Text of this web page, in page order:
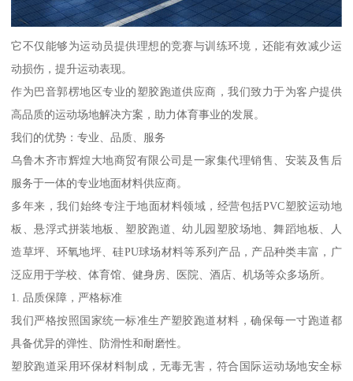
它不仅能够为运动员提供理想的竞赛与训练环境，还能有效减少运
动损伤，提升运动表现。
作为巴音郭楞地区专业的塑胶跑道供应商，我们致力于为客户提供
高品质的运动场地解决方案，助力体育事业的发展。
我们的优势：专业、品质、服务
乌鲁木齐市辉煌大地商贸有限公司是一家集代理销售、安装及售后
服务于一体的专业地面材料供应商。
多年来，我们始终专注于地面材料领域，经营包括PVC塑胶运动地
板、悬浮式拼装地板、塑胶跑道、幼儿园塑胶场地、舞蹈地板、人
造草坪、环氧地坪、硅PU球场材料等系列产品，产品种类丰富，广
泛应用于学校、体育馆、健身房、医院、酒店、机场等众多场所。
1. 品质保障，严格标准
我们严格按照国家统一标准生产塑胶跑道材料，确保每一寸跑道都
具备优异的弹性、防滑性和耐磨性。
塑胶跑道采用环保材料制成，无毒无害，符合国际运动场地安全标